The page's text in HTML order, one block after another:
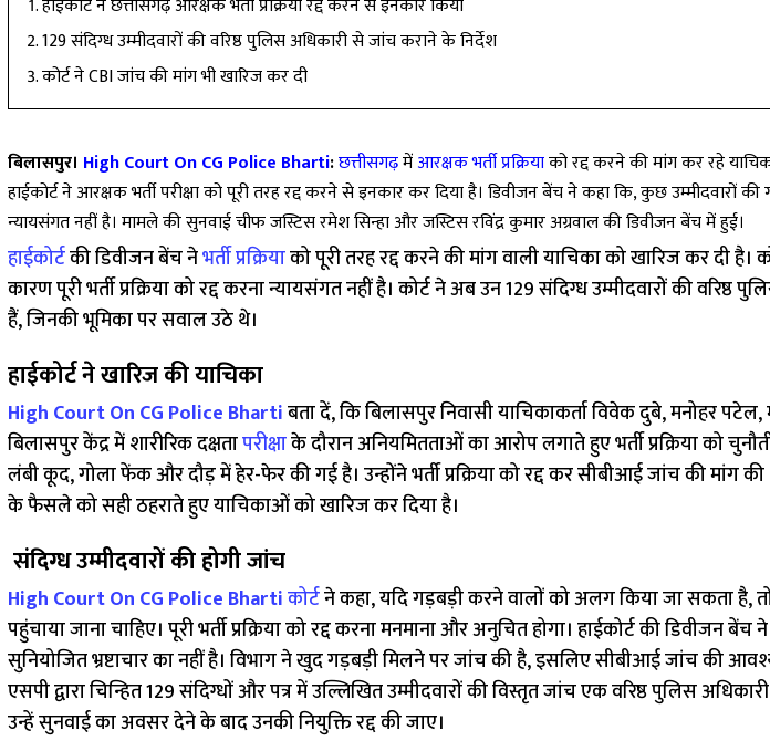
हाईकोर्ट ने छत्तीसगढ़ आरक्षक भर्ती प्रक्रिया रद्द करने से इनकार किया
129 संदिग्ध उम्मीदवारों की वरिष्ठ पुलिस अधिकारी से जांच कराने के निर्देश
कोर्ट ने CBI जांच की मांग भी खारिज कर दी
बिलासपुर। High Court On CG Police Bharti:छत्तीसगढ़मेंआरक्षक भर्ती प्रक्रियाको रद्द करने की मांग कर रहे
हाईकोर्ट ने आरक्षक भर्ती परीक्षा को पूरी तरह रद्द करने से इनकार कर दिया है। डिवीजन बेंच ने कहा कि, कुछ उम्मीदवारों की
न्यायसंगत नहीं है। मामले की सुनवाई चीफ जस्टिस रमेश सिन्हा और जस्टिस रविंद्र कुमार अग्रवाल की डिवीजन बेंच में हुई।
हाईकोर्टकी डिवीजन बेंच नेभर्ती प्रक्रियाको पूरी तरह रद्द करने की मांग वाली याचिका को खारिज कर दी है।
कारण पूरी भर्ती प्रक्रिया को रद्द करना न्यायसंगत नहीं है। कोर्ट ने अब उन 129 संदिग्ध उम्मीदवारों की
हैं, जिनकी भूमिका पर सवाल उठे थे।
हाईकोर्ट ने खारिज की याचिका
High Court On CG Police Bhartiबता दें, कि बिलासपुर निवासी याचिकाकर्ता विवेक दुबे, मनोहर
बिलासपुर केंद्र में शारीरिक दक्षतापरीक्षाके दौरान अनियमितताओं का आरोप लगाते हुए भर्ती प्रक्रिया को
लंबी कूद, गोला फेंक और दौड़ में हेर-फेर की गई है। उन्होंने भर्ती प्रक्रिया को रद्द कर सीबीआई जांच की मांग
के फैसले को सही ठहराते हुए याचिकाओं को खारिज कर दिया है।
संदिग्ध उम्मीदवारों की होगी जांच
High Court On CG Police Bhartiकोर्टने कहा, यदि गड़बड़ी करने वालों को अलग किया जा सकता है, तो
पहुंचाया जाना चाहिए। पूरी भर्ती प्रक्रिया को रद्द करना मनमाना और अनुचित होगा। हाईकोर्ट की डिवीजन
सुनियोजित भ्रष्टाचार का नहीं है। विभाग ने खुद गड़बड़ी मिलने पर जांच की है, इसलिए सीबीआई जांच की
एसपी द्वारा चिन्हित 129 संदिग्धों और पत्र में उल्लिखित उम्मीदवारों की विस्तृत जांच एक वरिष्ठ पुलिस
उन्हें सुनवाई का अवसर देने के बाद उनकी नियुक्ति रद्द की जाए।